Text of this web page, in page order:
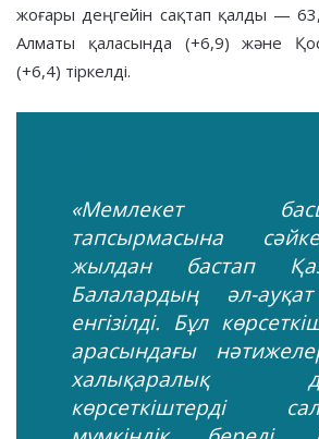
жоғары деңгейін сақтап қалды —
Алматы қаласында (+6,9) және
(+6,4) тіркелді.
«Мемлекет
тапсырмасына
жылдан бастап
Балалардың әл-
енгізілді. Бұл
арасындағы
халықаралық
көрсеткіштерді